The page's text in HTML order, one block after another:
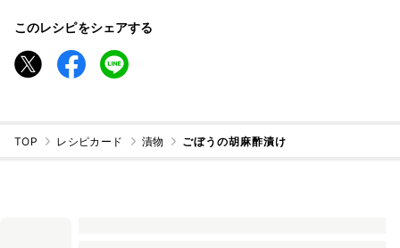
このレシピをシェアする
TOP レシピカード 漬物 ごぼうの胡麻酢漬け